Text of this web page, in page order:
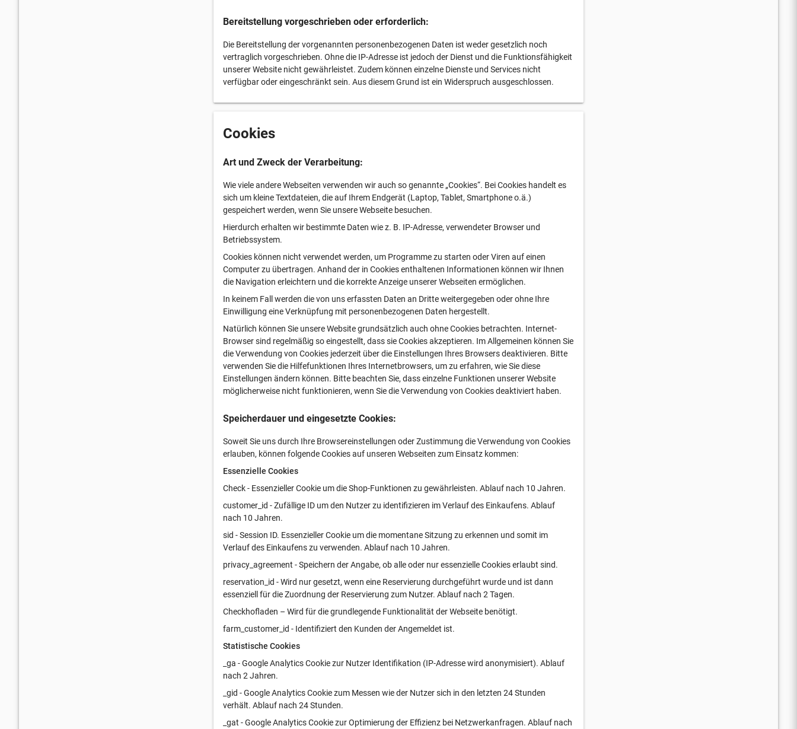
Bereitstellung vorgeschrieben oder erforderlich:
Die Bereitstellung der vorgenannten personenbezogenen Daten ist weder gesetzlich noch
vertraglich vorgeschrieben. Ohne die IP-Adresse ist jedoch der Dienst und die Funktionsfähigkeit
unserer Website nicht gewährleistet. Zudem können einzelne Dienste und Services nicht
verfügbar oder eingeschränkt sein. Aus diesem Grund ist ein Widerspruch ausgeschlossen.
Cookies
Art und Zweck der Verarbeitung:
Wie viele andere Webseiten verwenden wir auch so genannte „Cookies“. Bei Cookies handelt es
sich um kleine Textdateien, die auf Ihrem Endgerät (Laptop, Tablet, Smartphone o.ä.)
gespeichert werden, wenn Sie unsere Webseite besuchen.
Hierdurch erhalten wir bestimmte Daten wie z. B. IP-Adresse, verwendeter Browser und
Betriebssystem.
Cookies können nicht verwendet werden, um Programme zu starten oder Viren auf einen
Computer zu übertragen. Anhand der in Cookies enthaltenen Informationen können wir Ihnen
die Navigation erleichtern und die korrekte Anzeige unserer Webseiten ermöglichen.
In keinem Fall werden die von uns erfassten Daten an Dritte weitergegeben oder ohne Ihre
Einwilligung eine Verknüpfung mit personenbezogenen Daten hergestellt.
Natürlich können Sie unsere Website grundsätzlich auch ohne Cookies betrachten. Internet-
Browser sind regelmäßig so eingestellt, dass sie Cookies akzeptieren. Im Allgemeinen können Sie
die Verwendung von Cookies jederzeit über die Einstellungen Ihres Browsers deaktivieren. Bitte
verwenden Sie die Hilfefunktionen Ihres Internetbrowsers, um zu erfahren, wie Sie diese
Einstellungen ändern können. Bitte beachten Sie, dass einzelne Funktionen unserer Website
möglicherweise nicht funktionieren, wenn Sie die Verwendung von Cookies deaktiviert haben.
Speicherdauer und eingesetzte Cookies:
Soweit Sie uns durch Ihre Browsereinstellungen oder Zustimmung die Verwendung von Cookies
erlauben, können folgende Cookies auf unseren Webseiten zum Einsatz kommen:
Essenzielle Cookies
Check - Essenzieller Cookie um die Shop-Funktionen zu gewährleisten. Ablauf nach 10 Jahren.
customer_id - Zufällige ID um den Nutzer zu identifizieren im Verlauf des Einkaufens. Ablauf
nach 10 Jahren.
sid - Session ID. Essenzieller Cookie um die momentane Sitzung zu erkennen und somit im
Verlauf des Einkaufens zu verwenden. Ablauf nach 10 Jahren.
privacy_agreement - Speichern der Angabe, ob alle oder nur essenzielle Cookies erlaubt sind.
reservation_id - Wird nur gesetzt, wenn eine Reservierung durchgeführt wurde und ist dann
essenziell für die Zuordnung der Reservierung zum Nutzer. Ablauf nach 2 Tagen.
Checkhofladen – Wird für die grundlegende Funktionalität der Webseite benötigt.
farm_customer_id - Identifiziert den Kunden der Angemeldet ist.
Statistische Cookies
_ga - Google Analytics Cookie zur Nutzer Identifikation (IP-Adresse wird anonymisiert). Ablauf
nach 2 Jahren.
_gid - Google Analytics Cookie zum Messen wie der Nutzer sich in den letzten 24 Stunden
verhält. Ablauf nach 24 Stunden.
_gat - Google Analytics Cookie zur Optimierung der Effizienz bei Netzwerkanfragen. Ablauf nach